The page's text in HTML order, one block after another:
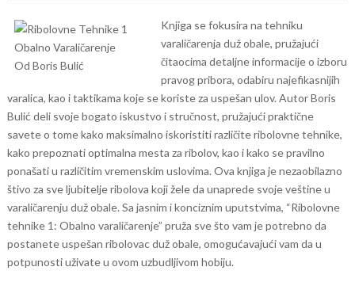
Knjiga se fokusira na tehniku
varaličarenja duž obale, pružajući
čitaocima detaljne informacije o izboru
pravog pribora, odabiru najefikasnijih
varalica, kao i taktikama koje se koriste za uspešan ulov. Autor Boris
Bulić deli svoje bogato iskustvo i stručnost, pružajući praktične
savete o tome kako maksimalno iskoristiti različite ribolovne tehnike,
kako prepoznati optimalna mesta za ribolov, kao i kako se pravilno
ponašati u različitim vremenskim uslovima. Ova knjiga je nezaobilazno
štivo za sve ljubitelje ribolova koji žele da unaprede svoje veštine u
varaličarenju duž obale. Sa jasnim i konciznim uputstvima, “Ribolovne
tehnike 1: Obalno varaličarenje” pruža sve što vam je potrebno da
postanete uspešan ribolovac duž obale, omogućavajući vam da u
potpunosti uživate u ovom uzbudljivom hobiju.